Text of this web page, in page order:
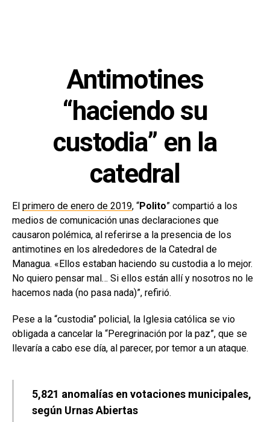
Antimotines
“haciendo su
custodia” en la
catedral
El primero de enero de 2019, “Polito” compartió a los
medios de comunicación unas declaraciones que
causaron polémica, al referirse a la presencia de los
antimotines en los alrededores de la Catedral de
Managua. «Ellos estaban haciendo su custodia a lo mejor.
No quiero pensar mal… Si ellos están allí y nosotros no le
hacemos nada (no pasa nada)”, refirió.
Pese a la “custodia” policial, la Iglesia católica se vio
obligada a cancelar la “Peregrinación por la paz”, que se
llevaría a cabo ese día, al parecer, por temor a un ataque.
5,821 anomalías en votaciones municipales,
según Urnas Abiertas